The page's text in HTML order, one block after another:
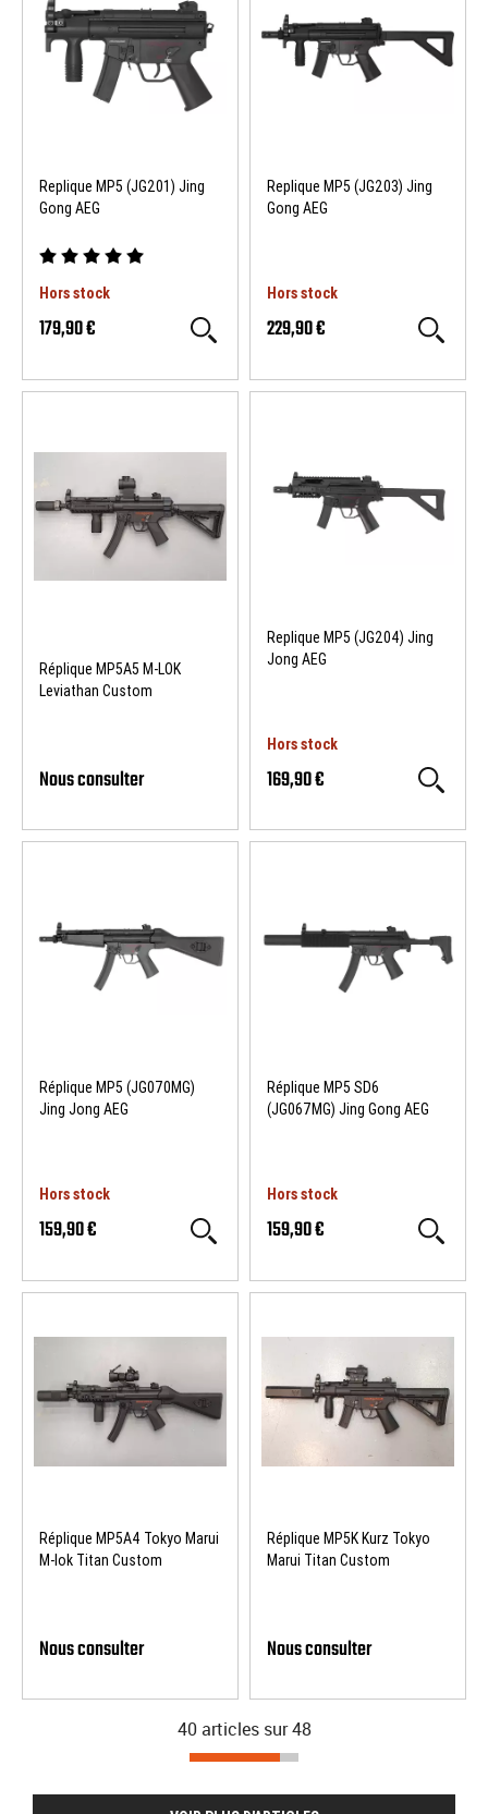
Replique MP5 (JG201) Jing
Gong AEG
Hors stock
179,90 €
Replique MP5 (JG203) Jing
Gong AEG
Hors stock
229,90 €
Réplique MP5A5 M-LOK
Leviathan Custom
Nous consulter
Replique MP5 (JG204) Jing
Jong AEG
Hors stock
169,90 €
Réplique MP5 (JG070MG)
Jing Jong AEG
Hors stock
159,90 €
Réplique MP5 SD6
(JG067MG) Jing Gong AEG
Hors stock
159,90 €
Réplique MP5A4 Tokyo Marui
M-lok Titan Custom
Nous consulter
Réplique MP5K Kurz Tokyo
Marui Titan Custom
Nous consulter
40 articles sur 48